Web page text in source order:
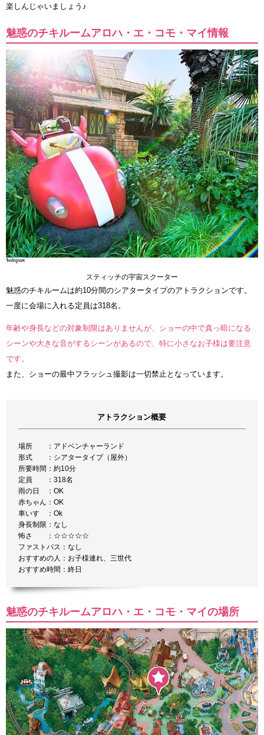
楽しんじゃいましょう♪
魅惑のチキルームアロハ・エ・コモ・マイ情報
スティッチの宇宙スクーター
魅惑のチキルームは約10分間のシアタータイプのアトラクションです。
一度に会場に入れる定員は318名。
年齢や身長などの対象制限はありませんが、ショーの中で真っ暗になる
シーンや大きな音がするシーンがあるので、特に小さなお子様は要注意
です。
また、ショーの最中フラッシュ撮影は一切禁止となっています。
アトラクション概要
場所 ：アドベンチャーランド
形式 ：シアタータイプ（屋外）
所要時間：約10分
定員 ：318名
雨の日 ：OK
赤ちゃん：OK
車いす ：Ok
身長制限：なし
怖さ ：☆☆☆☆☆
ファストパス：なし
おすすめの人：お子様連れ、三世代
おすすめ時間：終日
魅惑のチキルームアロハ・エ・コモ・マイの場所